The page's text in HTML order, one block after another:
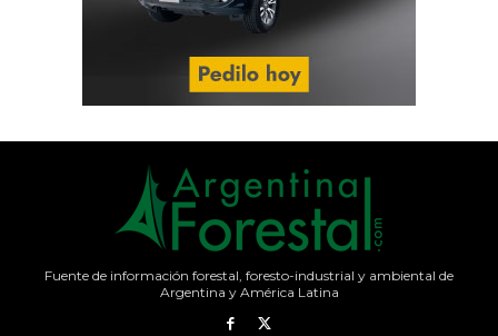
Fuente de información forestal, foresto-industrial y ambiental de
Argentina y América Latina